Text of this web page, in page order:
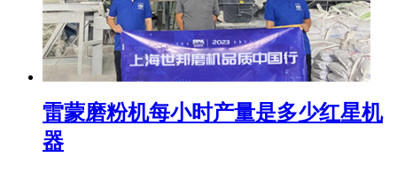
雷蒙磨粉机每小时产量是多少红星机
器